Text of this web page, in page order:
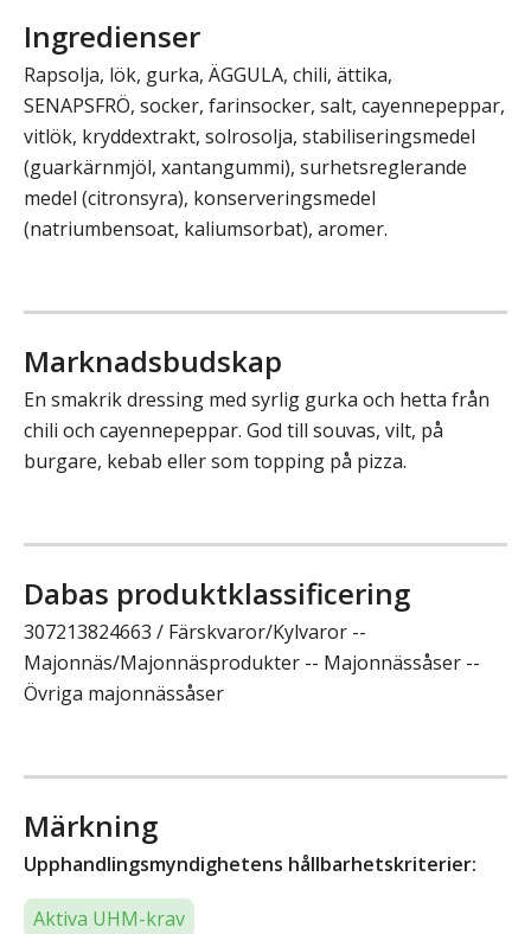
Ingredienser
Rapsolja, lök, gurka, ÄGGULA, chili, ättika,
SENAPSFRÖ, socker, farinsocker, salt, cayennepeppar,
vitlök, kryddextrakt, solrosolja, stabiliseringsmedel
(guarkärnmjöl, xantangummi), surhetsreglerande
medel (citronsyra), konserveringsmedel
(natriumbensoat, kaliumsorbat), aromer.
Marknadsbudskap
En smakrik dressing med syrlig gurka och hetta från
chili och cayennepeppar. God till souvas, vilt, på
burgare, kebab eller som topping på pizza.
Dabas produktklassificering
307213824663 / Färskvaror/Kylvaror --
Majonnäs/Majonnäsprodukter -- Majonnässåser --
Övriga majonnässåser
Märkning
Upphandlingsmyndighetens hållbarhetskriterier:
Aktiva UHM-krav